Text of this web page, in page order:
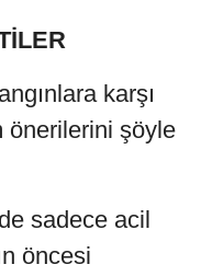
karşı
önerilerini şöyle
sadece acil
öncesi